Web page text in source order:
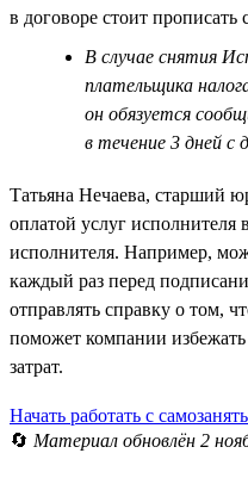
в договоре стоит прописать
В случае снятия
плательщика
он обязуется
в течение 3 дней с
Татьяна Нечаева, старший
оплатой услуг исполнителя
исполнителя. Например,
каждый раз перед
отправлять справку о том,
поможет компании
затрат.
Начать работать с
🔄 Материал обновлён 2